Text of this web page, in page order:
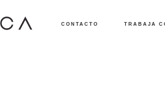
CONTACTO TRABAJA